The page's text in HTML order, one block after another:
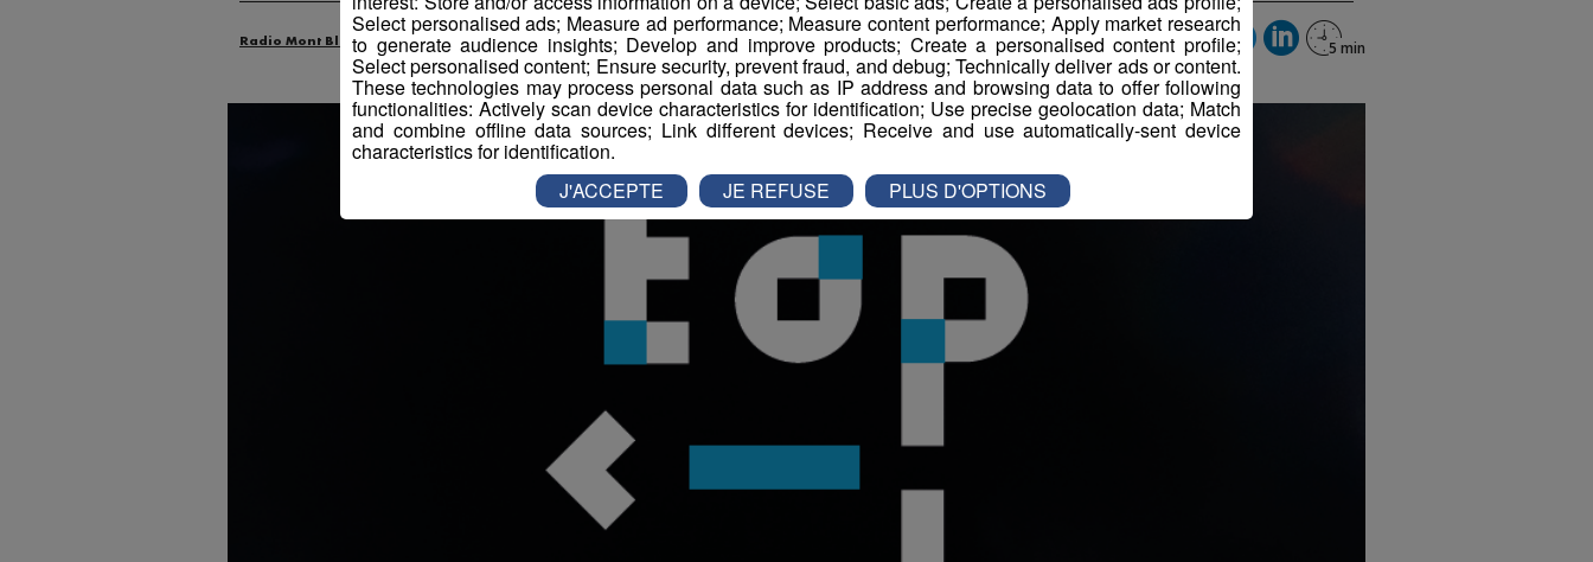
Radio Mont Blanc Actus Industrie
Select personalised ads; Measure ad performance; Measure content performance; Apply market research
to generate audience insights; Develop and improve products; Create a personalised content profile;
Select personalised content; Ensure security, prevent fraud, and debug; Technically deliver ads or content.
These technologies may process personal data such as IP address and browsing data to offer following
functionalities: Actively scan device characteristics for identification; Use precise geolocation data; Match
and combine offline data sources; Link different devices; Receive and use automatically-sent device
characteristics for identification.
J'ACCEPTE JE REFUSE PLUS D'OPTIONS